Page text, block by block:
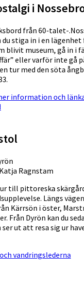
i
stiga in i en
blivit museum, gå in i
eller varför inte gå
tur med den söta
information och
Ragnstam
till pittoreska
Längs
Kärrsön i öster,
Från Dyrön kan du
ut att resa sig ur
vandringslederna